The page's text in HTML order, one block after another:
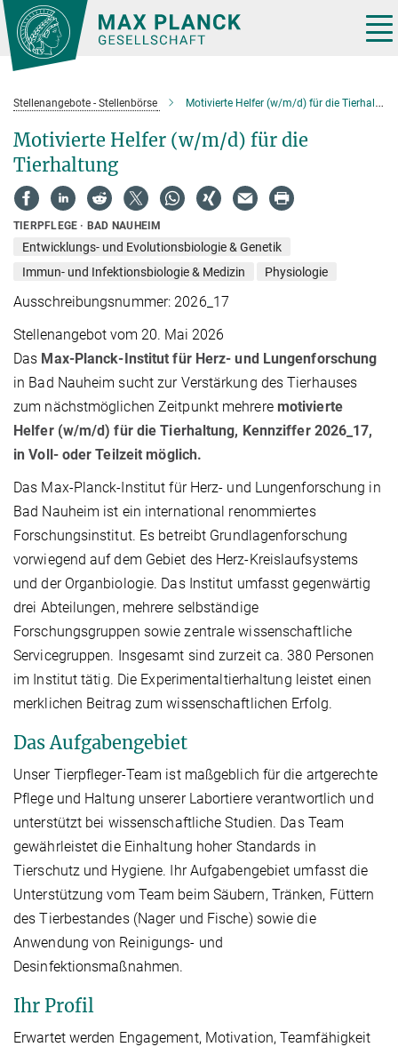
Hauptinhalt
Stellenangebote - Stellenbörse Motivierte Helfer (w/m/d) für die Tierhaltung
Motivierte Helfer (w/m/d) für die
Tierhaltung
TIERPFLEGE BAD NAUHEIM
Entwicklungs- und Evolutionsbiologie & Genetik
Immun- und Infektionsbiologie & Medizin
Physiologie
Ausschreibungsnummer: 2026_17
Stellenangebot vom 20. Mai 2026
Das Max-Planck-Institut für Herz- und Lungenforschung
in Bad Nauheim sucht zur Verstärkung des Tierhauses
zum nächstmöglichen Zeitpunkt mehrere motivierte
Helfer (w/m/d) für die Tierhaltung, Kennziffer 2026_17,
in Voll- oder Teilzeit möglich.
Das Max-Planck-Institut für Herz- und Lungenforschung in
Bad Nauheim ist ein international renommiertes
Forschungsinstitut. Es betreibt Grundlagenforschung
vorwiegend auf dem Gebiet des Herz-Kreislaufsystems
und der Organbiologie. Das Institut umfasst gegenwärtig
drei Abteilungen, mehrere selbständige
Forschungsgruppen sowie zentrale wissenschaftliche
Servicegruppen. Insgesamt sind zurzeit ca. 380 Personen
im Institut tätig. Die Experimentaltierhaltung leistet einen
merklichen Beitrag zum wissenschaftlichen Erfolg.
Das Aufgabengebiet
Unser Tierpfleger-Team ist maßgeblich für die artgerechte
Pflege und Haltung unserer Labortiere verantwortlich und
unterstützt bei wissenschaftliche Studien. Das Team
gewährleistet die Einhaltung hoher Standards in
Tierschutz und Hygiene. Ihr Aufgabengebiet umfasst die
Unterstützung vom Team beim Säubern, Tränken, Füttern
des Tierbestandes (Nager und Fische) sowie die
Anwendung von Reinigungs- und
Desinfektionsmaßnahmen.
Ihr Profil
Erwartet werden Engagement, Motivation, Teamfähigkeit